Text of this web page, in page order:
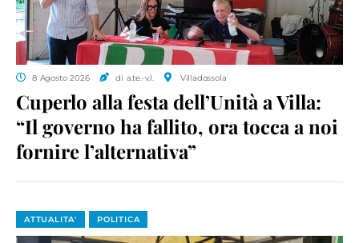
8 Agosto 2026 di a.te.-v.l. Villadossola
Cuperlo alla festa dell’Unità a Villa:
“Il governo ha fallito, ora tocca a noi
fornire l’alternativa”
ATTUALITA' POLITICA